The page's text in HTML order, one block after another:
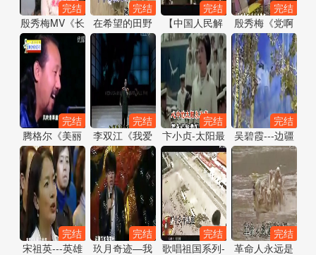
殷秀梅MV《长
江之歌》
完结
在希望的田野
上彭丽媛
完结
【中国人民解
放军军歌】
【怀旧音乐群
72723035】
完结
殷秀梅《党啊
亲爱的妈妈》
（歌声飘过30
年）
完结
腾格尔《美丽
的草原我的
家》蒙语版
完结
李双江《我爱
五指山我爱万
泉河》（歌声
飘过30年）
完结
卞小贞-太阳最
红毛主席最亲
完结
吴碧霞---边疆
处处赛江南
完结
宋祖英---英雄
完结
玖月奇迹—我
完结
歌唱祖国系列-
完结
革命人永远是
完结